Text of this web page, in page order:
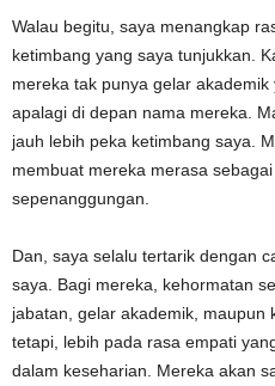
Walau begitu, saya menangkap
ketimbang yang saya tunjukkan.
mereka tak punya gelar
apalagi di depan nama mereka.
jauh lebih peka ketimbang saya.
membuat mereka merasa
sepenanggungan.
Dan, saya selalu tertarik dengan
saya. Bagi mereka, kehormatan
jabatan, gelar akademik, maupun
tetapi, lebih pada rasa empati
dalam keseharian. Mereka akan